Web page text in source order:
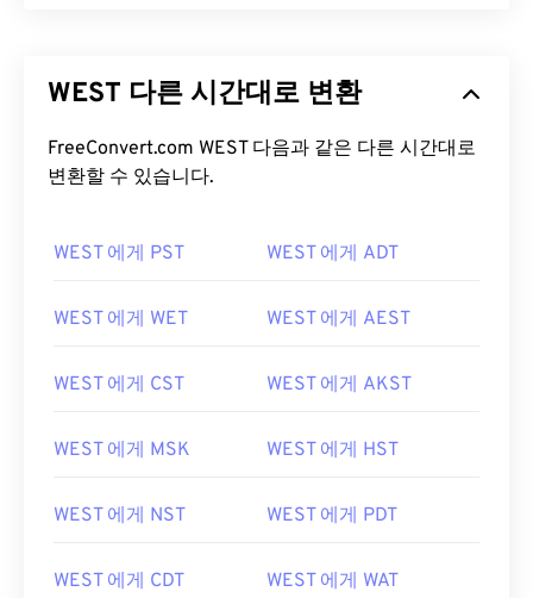
WEST 다른 시간대로 변환
FreeConvert.com WEST 다음과 같은 다른 시간대로
변환할 수 있습니다.
WEST 에게 PST WEST 에게 ADT
WEST 에게 WET WEST 에게 AEST
WEST 에게 CST WEST 에게 AKST
WEST 에게 MSK WEST 에게 HST
WEST 에게 NST WEST 에게 PDT
WEST 에게 CDT WEST 에게 WAT